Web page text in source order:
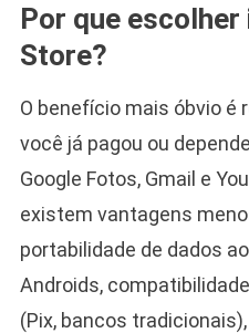
Por que
Store?
O benefício mais óbvio é
você já pagou ou
Google Fotos, Gmail e
existem vantagens
portabilidade de dados
Androids,
(Pix, bancos